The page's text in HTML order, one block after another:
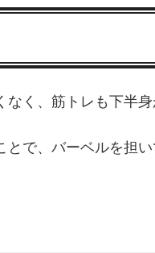
なく、筋トレも下半
とで、バーベルを担